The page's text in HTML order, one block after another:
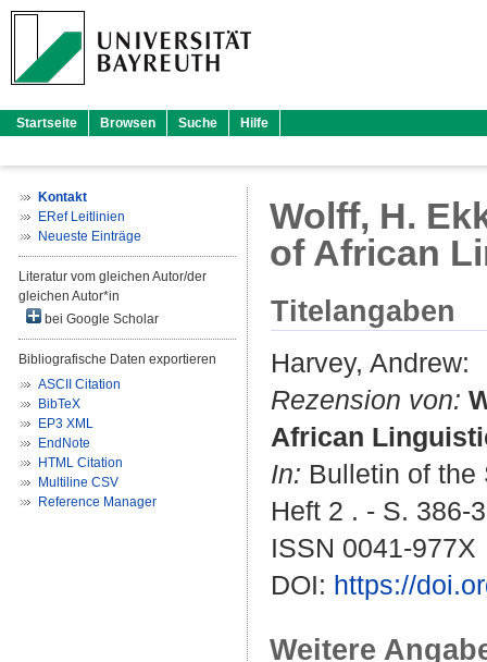
Startseite Browsen Suche Hilfe
Kontakt
ERef Leitlinien
Neueste Einträge
Literatur vom gleichen Autor/der
gleichen Autor*in
bei Google Scholar
Bibliografische Daten exportieren
ASCII Citation
BibTeX
EP3 XML
EndNote
HTML Citation
Multiline CSV
Reference Manager
Wolff, H.
of African
Titelangaben
Harvey, Andrew:
Rezension von:
African
In: Bulletin of the
Heft 2 . - S. 386-
ISSN 0041-977X
DOI: https://
Weitere